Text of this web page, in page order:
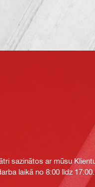
sazinātos ar mūsu
laikā no 8:00 līdz 17:00.